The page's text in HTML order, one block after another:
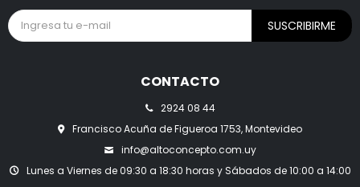
CONTACTO
2924 08 44
Francisco Acuña de Figueroa 1753, Montevideo
info@altoconcepto.com.uy
Lunes a Viernes de 09:30 a 18:30 horas y Sábados de 10:00 a 14:00
SUSCRIBIRME